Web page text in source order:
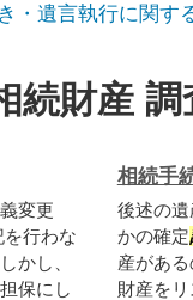
・遺言執行に関す
続財産 調
変更
を行わな
かし、
保にし
相続手
後述の
かの確定
産があ
財産を